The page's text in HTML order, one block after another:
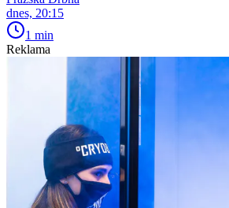
dnes, 20:15
1 min
Reklama